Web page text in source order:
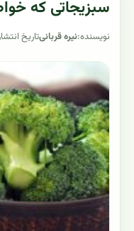
سبزیجاتی که
نویسنده:نیره قربانیتاریخ